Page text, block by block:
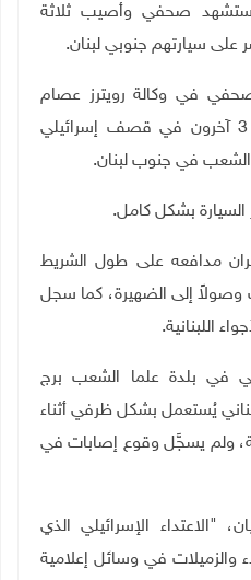
10-2023 وفا- استشهد صحفي وأصيب ثلاثة
سيارتهم جنوبي لبنان.
في وكالة رويترز عصام
العبد الله استشهد، وأصيب 3 آخرون في قصف إسرائيلي
الشعب في جنوب لبنان.
بشكل كامل.
مدافعه على طول الشريط
وصولاً إلى الضهيرة، كما سجل
اللبنانية.
في بلدة علما الشعب برج
يُستعمل بشكل ظرفي أثناء
ولم يسجَّل وقوع إصابات في
"الاعتداء الإسرائيلي الذي
في وسائل إعلامية